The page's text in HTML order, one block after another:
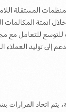
المستقلة
أتمتة المكالمات
للتوسع للتعامل
إلى توليد العملاء
يتم اتخاذ